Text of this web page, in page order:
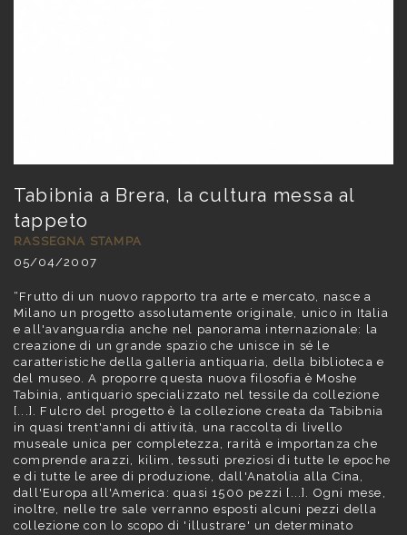
Tabibnia a Brera, la cultura messa al
tappeto
RASSEGNA STAMPA
05/04/2007
“Frutto di un nuovo rapporto tra arte e mercato, nasce a
Milano un progetto assolutamente originale, unico in Italia
e all'avanguardia anche nel panorama internazionale: la
creazione di un grande spazio che unisce in sé le
caratteristiche della galleria antiquaria, della biblioteca e
del museo. A proporre questa nuova filosofia è Moshe
Tabinia, antiquario specializzato nel tessile da collezione
[...]. Fulcro del progetto è la collezione creata da Tabibnia
in quasi trent'anni di attività, una raccolta di livello
museale unica per completezza, rarità e importanza che
comprende arazzi, kilim, tessuti preziosi di tutte le epoche
e di tutte le aree di produzione, dall'Anatolia alla Cina,
dall'Europa all'America: quasi 1500 pezzi [...]. Ogni mese,
inoltre, nelle tre sale verranno esposti alcuni pezzi della
collezione con lo scopo di 'illustrare' un determinato